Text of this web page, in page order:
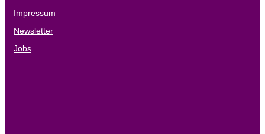
Impressum
Newsletter
Jobs